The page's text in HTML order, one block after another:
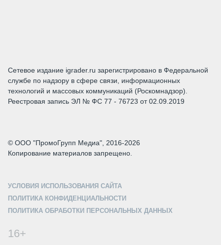
Сетевое издание igrader.ru зарегистрировано в Федеральной
службе по надзору в сфере связи, информационных
технологий и массовых коммуникаций (Роскомнадзор).
Реестровая запись ЭЛ № ФС 77 - 76723 от 02.09.2019
© ООО "ПромоГрупп Медиа", 2016-2026
Копирование материалов запрещено.
УСЛОВИЯ ИСПОЛЬЗОВАНИЯ САЙТА
ПОЛИТИКА КОНФИДЕНЦИАЛЬНОСТИ
ПОЛИТИКА ОБРАБОТКИ ПЕРСОНАЛЬНЫХ ДАННЫХ
16+